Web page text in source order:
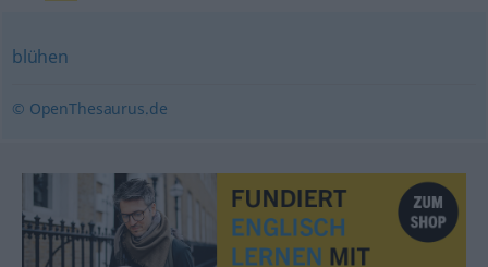
blühen
© OpenThesaurus.de